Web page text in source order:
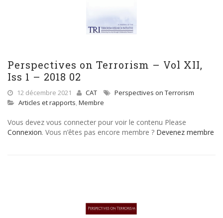
Perspectives on Terrorism – Vol XII,
Iss 1 – 2018 02
12 décembre 2021 CAT
Perspectives on Terrorism
Articles et rapports, Membre
Vous devez vous connecter pour voir le contenu Please
Connexion. Vous n’êtes pas encore membre ? Devenez membre